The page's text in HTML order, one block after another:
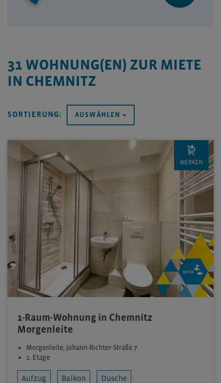
31 WOHNUNG(EN) ZUR MIETE
IN CHEMNITZ
SORTIERUNG: AUSWÄHLEN
1-Raum-Wohnung in Chemnitz
Morgenleite
Morgenleite, Johann-Richter-Straße 7
1. Etage
Aufzug Balkon Dusche
MERKEN